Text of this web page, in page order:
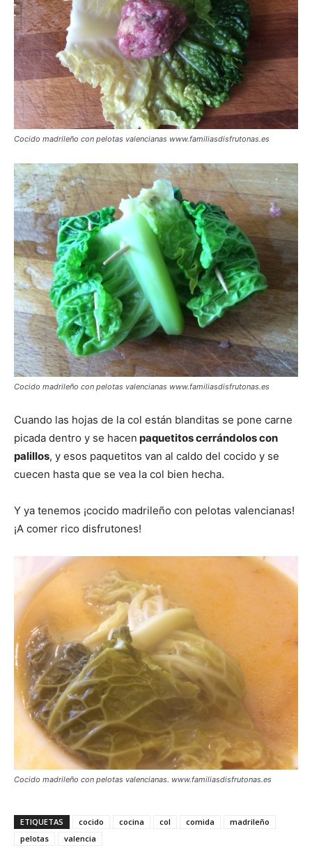
Cocido madrileño con pelotas valencianas www.familiasdisfrutonas.es
Cocido madrileño con pelotas valencianas www.familiasdisfrutonas.es
Cuando las hojas de la col están blanditas se pone carne
picada dentro y se hacen paquetitos cerrándolos con
palillos, y esos paquetitos van al caldo del cocido y se
cuecen hasta que se vea la col bien hecha.
Y ya tenemos ¡cocido madrileño con pelotas valencianas!
¡A comer rico disfrutones!
Cocido madrileño con pelotas valencianas. www.familiasdisfrutonas.es
ETIQUETAS cocido cocina col comida
madrileño
pelotas
valencia